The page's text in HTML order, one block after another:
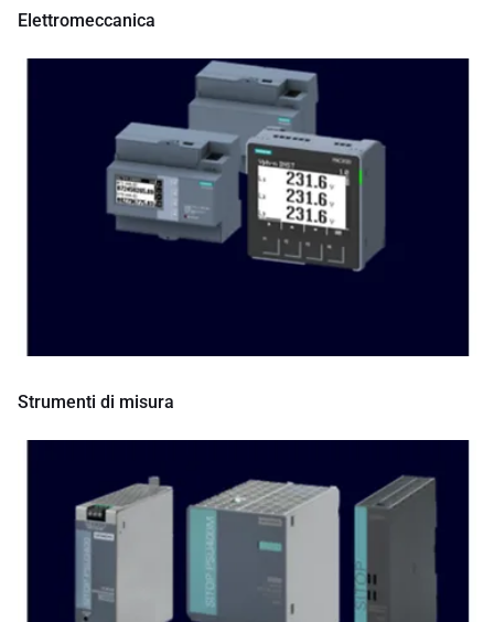
Elettromeccanica
Strumenti di misura